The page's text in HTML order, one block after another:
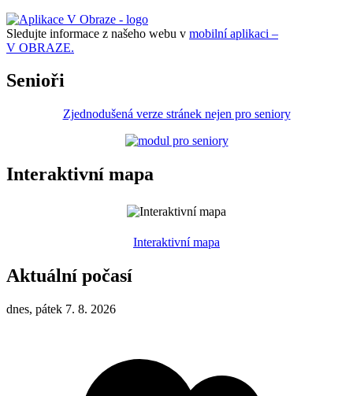
Sledujte informace z našeho webu v mobilní aplikaci –
V OBRAZE.
Senioři
Zjednodušená verze stránek nejen pro seniory
Interaktivní mapa
Interaktivní mapa
Aktuální počasí
dnes, pátek 7. 8. 2026